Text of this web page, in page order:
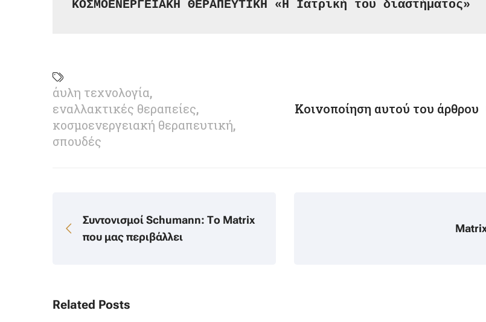
ΚΟΣΜΟΕΝΕΡΓΕΙΑΚΗ ΘΕΡΑΠΕΥΤΙΚΗ «Η Ιατρική του διαστήματος»
άυλη τεχνολογία,
εναλλακτικές θεραπείες,
κοσμοενεργειακή θεραπευτική,
σπουδές
Κοινοποίηση αυτού του άρθρου
Συντονισμοί Schumann: Το Matrix
που μας περιβάλλει
Related Posts